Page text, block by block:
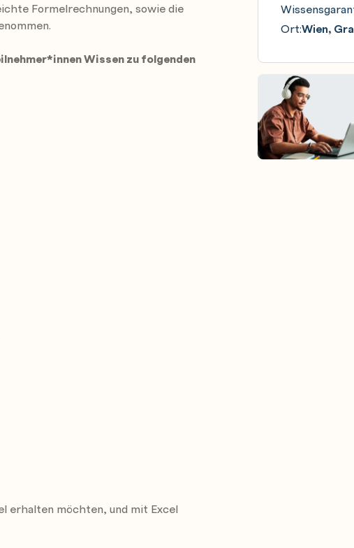
Formelrechnungen, sowie die
Wissen zu folgenden
erhalten möchten, und mit Excel
Ort:Wien,